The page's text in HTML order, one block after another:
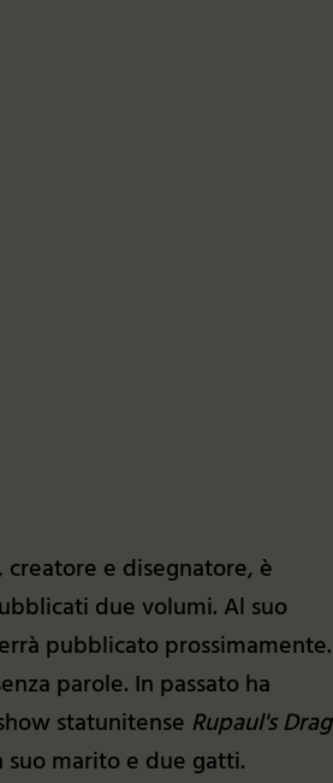
e disegnatore, è
due volumi. Al suo
pubblicato prossimamente.
parole. In passato ha
statunitense Rupaul's Drag
suo marito e due gatti.